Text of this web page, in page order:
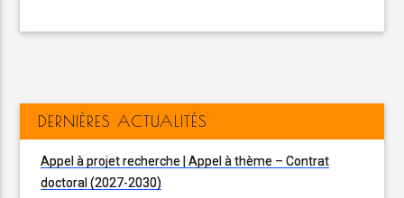
DERNIÈRES ACTUALITÉS
Appel à projet recherche | Appel à thème – Contrat
doctoral (2027-2030)